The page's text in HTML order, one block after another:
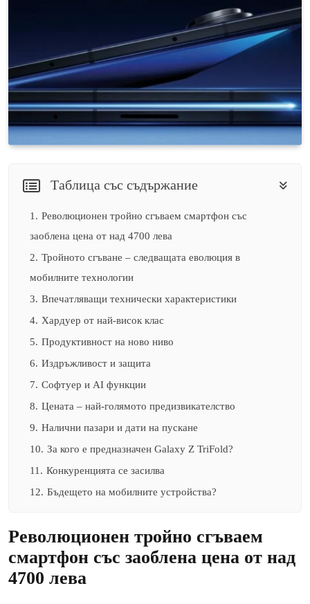
Таблица със съдържание
1. Революционен тройно сгъваем смартфон със
заоблена цена от над 4700 лева
2. Тройното сгъване – следващата еволюция в
мобилните технологии
3. Впечатляващи технически характеристики
4. Хардуер от най-висок клас
5. Продуктивност на ново ниво
6. Издръжливост и защита
7. Софтуер и AI функции
8. Цената – най-голямото предизвикателство
9. Налични пазари и дати на пускане
10. За кого е предназначен Galaxy Z TriFold?
11. Конкуренцията се засилва
12. Бъдещето на мобилните устройства?
Революционен тройно сгъваем
смартфон със заоблена цена от над
4700 лева